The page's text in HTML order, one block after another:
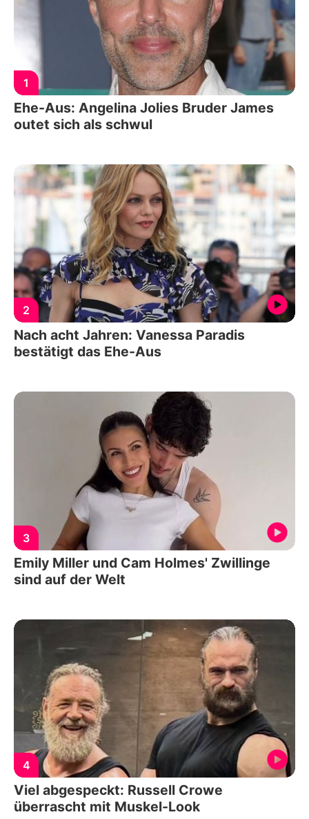
1
Ehe-Aus: Angelina Jolies Bruder James
outet sich als schwul
2
Nach acht Jahren: Vanessa Paradis
bestätigt das Ehe-Aus
3
Emily Miller und Cam Holmes' Zwillinge
sind auf der Welt
4
Viel abgespeckt: Russell Crowe
überrascht mit Muskel-Look